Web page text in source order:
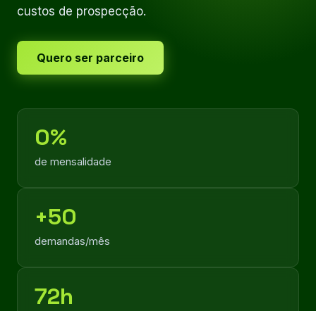
custos de prospecção.
Quero ser parceiro
0%
de mensalidade
+50
demandas/mês
72h